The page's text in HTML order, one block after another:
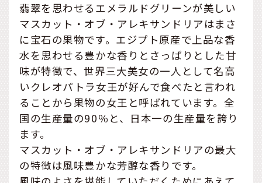
翡翠を思わせるエメラルドグリーンが美しい
マスカット・オブ・アレキサンドリアはまさ
に宝石の果物です。エジプト原産で上品な香
水を思わせる豊かな香りとさっぱりとした甘
味が特徴で、世界三大美女の一人として名高
いクレオパトラ女王が好んで食べたと言われ
ることから果物の女王と呼ばれています。全
国の生産量の90％と、日本一の生産量を誇り
ます。
マスカット・オブ・アレキサンドリアの最大
の特徴は風味豊かな芳醇な香りです。